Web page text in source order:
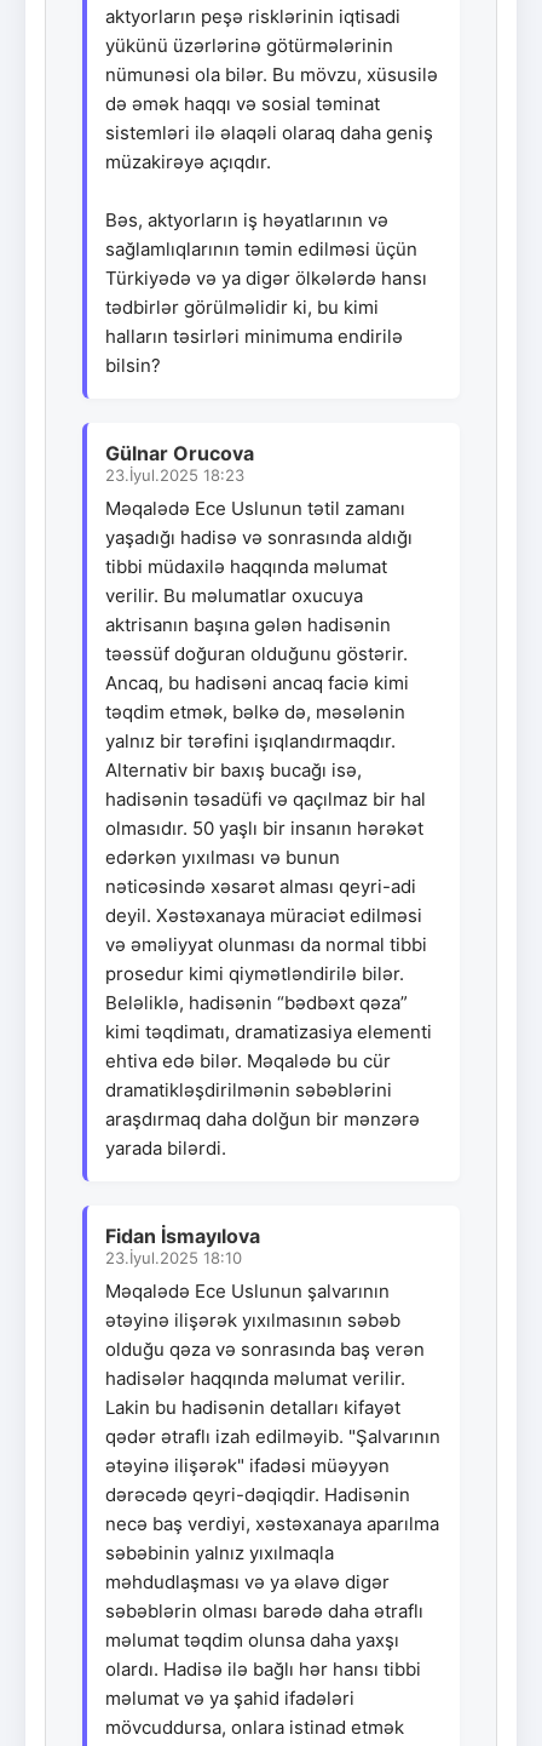
aktyorların peşə risklərinin iqtisadi
yükünü üzərlərinə götürmələrinin
nümunəsi ola bilər. Bu mövzu, xüsusilə
də əmək haqqı və sosial təminat
sistemləri ilə əlaqəli olaraq daha geniş
müzakirəyə açıqdır.
Bəs, aktyorların iş həyatlarının və
sağlamlıqlarının təmin edilməsi üçün
Türkiyədə və ya digər ölkələrdə hansı
tədbirlər görülməlidir ki, bu kimi
halların təsirləri minimuma endirilə
bilsin?
Gülnar Orucova
23.İyul.2025 18:23
Məqalədə Ece Uslunun tətil zamanı
yaşadığı hadisə və sonrasında aldığı
tibbi müdaxilə haqqında məlumat
verilir. Bu məlumatlar oxucuya
aktrisanın başına gələn hadisənin
təəssüf doğuran olduğunu göstərir.
Ancaq, bu hadisəni ancaq faciə kimi
təqdim etmək, bəlkə də, məsələnin
yalnız bir tərəfini işıqlandırmaqdır.
Alternativ bir baxış bucağı isə,
hadisənin təsadüfi və qaçılmaz bir hal
olmasıdır. 50 yaşlı bir insanın hərəkət
edərkən yıxılması və bunun
nəticəsində xəsarət alması qeyri-adi
deyil. Xəstəxanaya müraciət edilməsi
və əməliyyat olunması da normal tibbi
prosedur kimi qiymətləndirilə bilər.
Beləliklə, hadisənin “bədbəxt qəza”
kimi təqdimatı, dramatizasiya elementi
ehtiva edə bilər. Məqalədə bu cür
dramatikləşdirilmənin səbəblərini
araşdırmaq daha dolğun bir mənzərə
yarada bilərdi.
Fidan İsmayılova
23.İyul.2025 18:10
Məqalədə Ece Uslunun şalvarının
ətəyinə ilişərək yıxılmasının səbəb
olduğu qəza və sonrasında baş verən
hadisələr haqqında məlumat verilir.
Lakin bu hadisənin detalları kifayət
qədər ətraflı izah edilməyib. "Şalvarının
ətəyinə ilişərək" ifadəsi müəyyən
dərəcədə qeyri-dəqiqdir. Hadisənin
necə baş verdiyi, xəstəxanaya aparılma
səbəbinin yalnız yıxılmaqla
məhdudlaşması və ya əlavə digər
səbəblərin olması barədə daha ətraflı
məlumat təqdim olunsa daha yaxşı
olardı. Hadisə ilə bağlı hər hansı tibbi
məlumat və ya şahid ifadələri
mövcuddursa, onlara istinad etmək